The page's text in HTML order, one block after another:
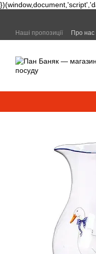
Наші пропозиції Про нас